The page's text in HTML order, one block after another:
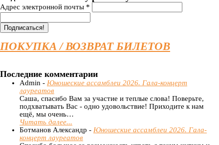
Адрес электронной почты *
ПОКУПКА / ВОЗВРАТ БИЛЕТОВ
Последние комментарии
Admin - Юношеские ассамблеи 2026. Гала-концерт
лауреатов
Саша, спасибо Вам за участие и теплые слова! Поверьте,
подхватывать Вас - одно удовольствие! Приходите к нам
ещё, мы очень…
Читать далее...
Ботманов Александр - Юношеские ассамблеи 2026. Гала-
концерт лауреатов